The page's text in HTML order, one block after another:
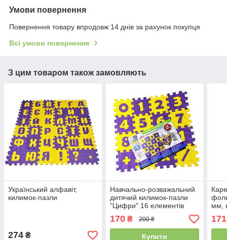
Умови повернення
Повернення товару впродовж 14 днів за рахунок покупця
Всі умови повернення
З цим товаром також замовляють
Український алфавіт,
килимок-пазли
274 ₴
Навчально-розважальний
дитячий килимок-пазли
"Цифри" 16 елементів
170₴ 200 ₴
Купити
мм,
під
171